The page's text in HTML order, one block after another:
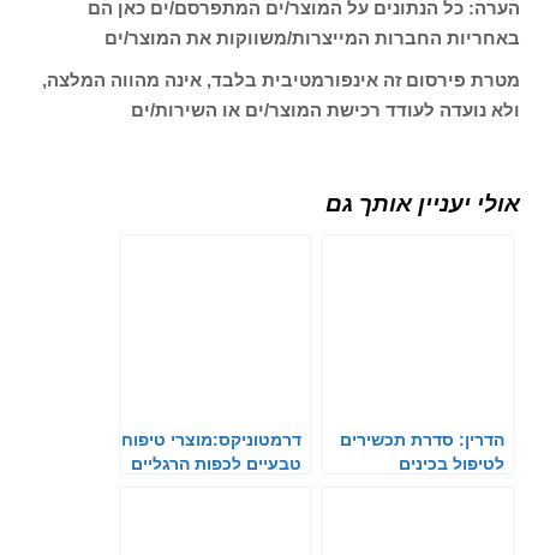
הערה: כל הנתונים על המוצר/ים המתפרסם/ים כאן הם
באחריות החברות המייצרות/משווקות את המוצר/ים
מטרת פירסום זה אינפורמטיבית בלבד, אינה מהווה המלצה,
ולא נועדה לעודד רכישת המוצר/ים או השירות/ים
אולי יעניין אותך גם
הדרין: סדרת תכשירים
לטיפול בכינים
דרמטוניקס:מוצרי טיפוח
טבעיים לכפות הרגליים